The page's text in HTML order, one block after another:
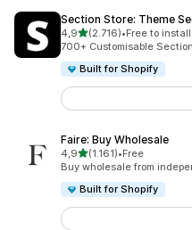
Section Store: Theme
4,95 yıldız üzerinden
(2.716)
toplam 2716 değerlendirme
•Free to install
700+ Customisable
Built for Shopify
Faire: Buy Wholesale
4,95 yıldız üzerinden
(1.161)
toplam 1161 değerlendirme
•Free
Buy wholesale from
Built for Shopify